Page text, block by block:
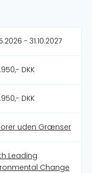
- 31.10.2027
DKK
DKK
uden Grænser
Leading
Change